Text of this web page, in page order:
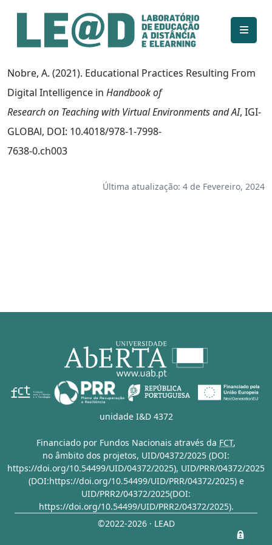
Ir para o conteúdo principal
Informações de acessibilidade
Mapa do site
Nobre, A. (2021). Educational Practices Resulting From
Digital Intelligence in Handbook of
Research on Teaching with Virtual Environments and AI, IGI-
GLOBAl, DOI: 10.4018/978-1-7998-
7638-0.ch003
Última atualização: 4 de Fevereiro, 2024
unidade I&D 4372
Financiado por Fundos Nacionais através da FCT,
no âmbito dos projetos, UID/04372/2025 (DOI:
https://doi.org/10.54499/UID/04372/2025), UID/PRR/04372/2025
(DOI:https://doi.org/10.54499/UID/PRR/04372/2025)e
UID/PRR2/04372/2025(DOI:
https://doi.org/10.54499/UID/PRR2/04372/2025).
©2022-2026 · LEAD